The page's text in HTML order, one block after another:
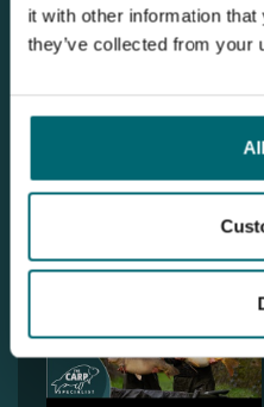
it with other information that
they’ve collected from your